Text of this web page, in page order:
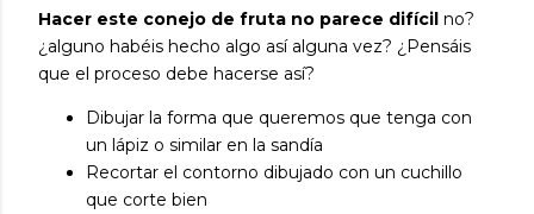
Hacer este conejo de fruta no parece difícil no?
¿alguno habéis hecho algo así alguna vez? ¿Pensáis
que el proceso debe hacerse así?
Dibujar la forma que queremos que tenga con
un lápiz o similar en la sandía
Recortar el contorno dibujado con un cuchillo
que corte bien